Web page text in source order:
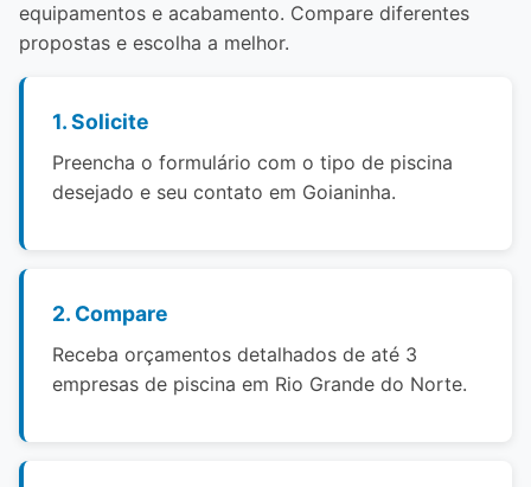
equipamentos e acabamento. Compare diferentes
propostas e escolha a melhor.
1. Solicite
Preencha o formulário com o tipo de piscina
desejado e seu contato em Goianinha.
2. Compare
Receba orçamentos detalhados de até 3
empresas de piscina em Rio Grande do Norte.